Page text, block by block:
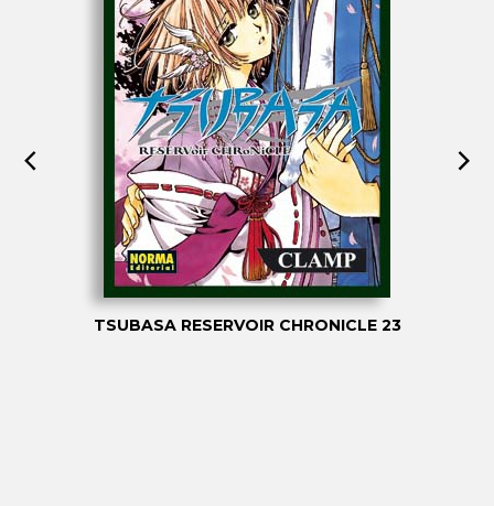
TSUBASA RESERVOIR CHRONICLE 23